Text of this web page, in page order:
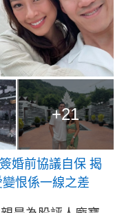
+21
婚前協議自保 揭
恨係一線之差